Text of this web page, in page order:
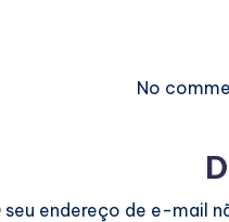
No
seu endereço de e-mail